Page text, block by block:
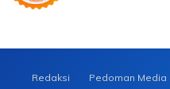
Redaksi Pedoman Media